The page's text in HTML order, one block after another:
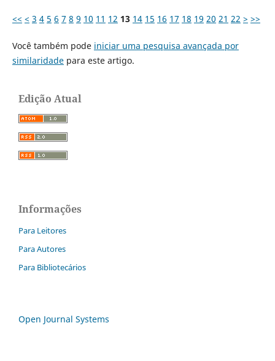
<< < 3 4 5 6 7 8 9 10 11 12 13 14 15 16 17 18 19 20 21 22 > >>
Você também pode iniciar uma pesquisa avançada por
similaridadepara este artigo.
Edição Atual
Informações
Para Leitores
Para Autores
Para Bibliotecários
Open Journal Systems